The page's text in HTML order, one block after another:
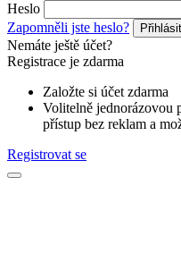
Heslo
Zapomněli jste heslo?
Nemáte ještě účet?
Registrace je zdarma
Založte si účet zdarma
Volitelně jednorázovou
přístup bez reklam a
Registrovat se